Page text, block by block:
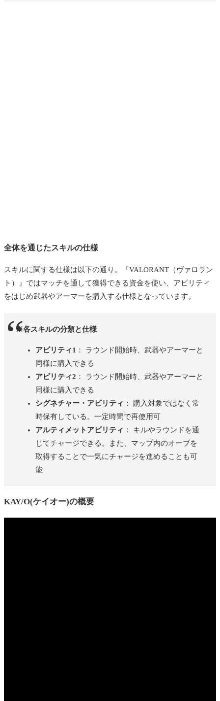
全体を通じたスキルの仕様
スキルに関する仕様は以下の通り。
『VALORANT（ヴァロラン
ト）』ではマッチを通して獲得できる資金を使い、アビリティ
をはじめ武器やアーマーを購入する仕様となっています。
※各スキルの分類と仕様
アビリティ1 ： ラウンド開始時、武器やアーマーと
同様に購入できる
アビリティ2 ： ラウンド開始時、武器やアーマーと
同様に購入できる
シグネチャー・アビリティ ： 購入対象ではなく常
時保有している。一定時間で再使用可
アルティメットアビリティ ： キルやラウンドを通
じてチャージできる。また、マップ内のオーブを
取得することで一気にチャージを進めることも可
能
KAY/O(ケイオー)の概要